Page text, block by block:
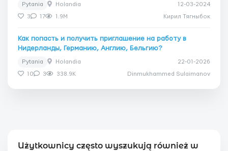
Pytania Holandia 12-03-2024
3 17 1.9M Кирил Тягныбок
Как попасть и получить приглашение на работу в
Нидерланды, Германию, Англию, Бельгию?
Pytania Holandia 22-01-2026
10 3 338.9K Dinmukhammed Sulaimanov
Użytkownicy często wyszukują również w